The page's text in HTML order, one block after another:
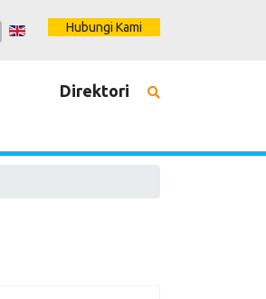
Hubungi Kami
Direktori